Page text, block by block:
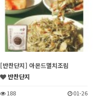
[반찬단지] 아몬드멸치조림
반찬단지
188 01-26